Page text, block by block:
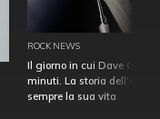
ROCK NEWS
Il giorno in cui Dave
minuti. La storia
sempre la sua vita